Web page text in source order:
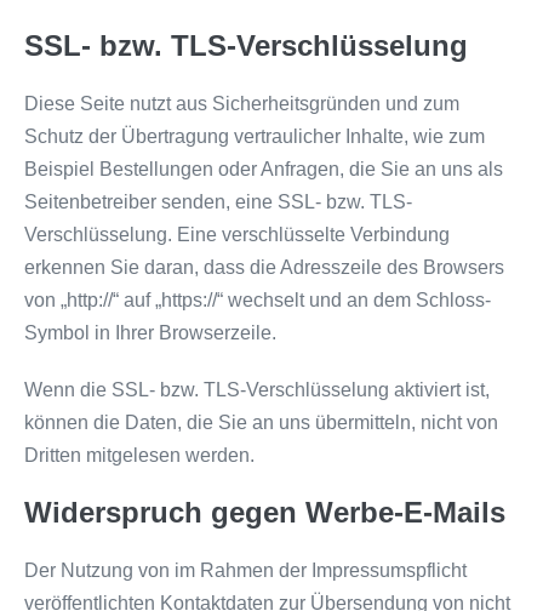
SSL- bzw. TLS-Verschlüsselung
Diese Seite nutzt aus Sicherheitsgründen und zum
Schutz der Übertragung vertraulicher Inhalte, wie zum
Beispiel Bestellungen oder Anfragen, die Sie an uns als
Seitenbetreiber senden, eine SSL- bzw. TLS-
Verschlüsselung. Eine verschlüsselte Verbindung
erkennen Sie daran, dass die Adresszeile des Browsers
von „http://“ auf „https://“ wechselt und an dem Schloss-
Symbol in Ihrer Browserzeile.
Wenn die SSL- bzw. TLS-Verschlüsselung aktiviert ist,
können die Daten, die Sie an uns übermitteln, nicht von
Dritten mitgelesen werden.
Widerspruch gegen Werbe-E-Mails
Der Nutzung von im Rahmen der Impressumspflicht
veröffentlichten Kontaktdaten zur Übersendung von nicht